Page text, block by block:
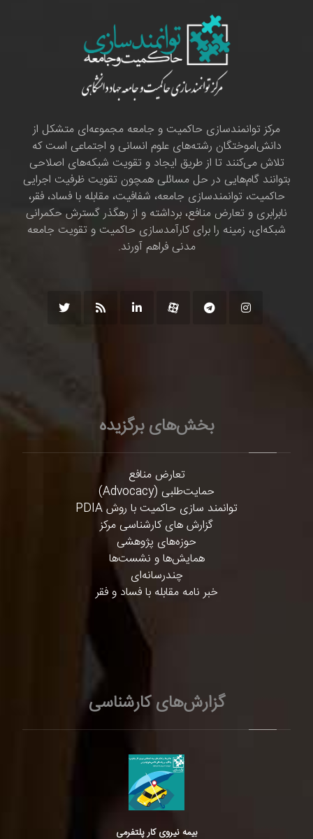
مرکز توانمندسازی حاکمیت و جامعه مجموعه‌ای متشکل از
دانش‌اموختگان رشته‌های علوم انسانی و اجتماعی است که
تلاش می‌کنند تا از طریق ایجاد و تقویت شبکه‌های اصلاحی
بتوانند گام‌هایی در حل مسائلی همچون تقویت ظرفیت اجرایی
حاکمیت، توانمندسازی جامعه، شفافیت، مقابله با فساد، فقر،
نابرابری و تعارض منافع، برداشته و از رهگذر گسترش حکمرانی
شبکه‌ای، زمینه را برای کارآمدسازی حاکمیت و تقویت جامعه
مدنی فراهم آورند.
بخش‌های برگزیده
تعارض منافع
حمایت‌طلبی (Advocacy)
توانمند سازی حاکمیت با روش PDIA
گزارش های کارشناسی مرکز
حوزه‌های پژوهشی
همایش‌ها و نشست‌ها
چندرسانه‌ای
خبر نامه مقابله با فساد و فقر
گزارش‌های کارشناسی
بیمه نیروی کار پلتفرمی